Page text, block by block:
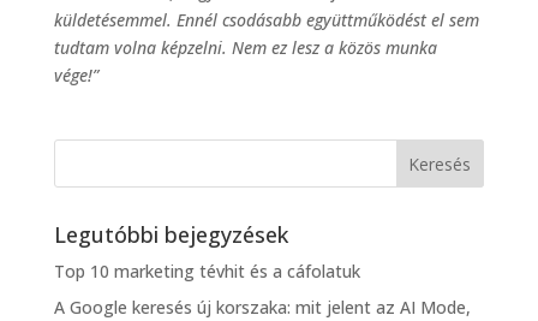
küldetésemmel. Ennél csodásabb együttműködést el sem
tudtam volna képzelni. Nem ez lesz a közös munka
vége!”
Legutóbbi bejegyzések
Top 10 marketing tévhit és a cáfolatuk
A Google keresés új korszaka: mit jelent az AI Mode,